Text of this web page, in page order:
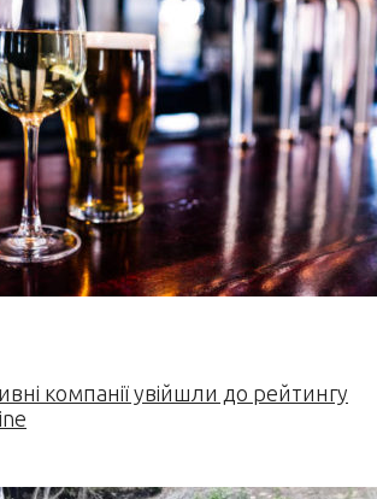
компанії увійшли до рейтингу